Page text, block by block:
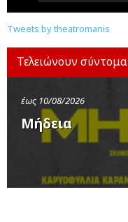
Tweets by theatromanis
Τελειώνουν σύντομα
έως 10/08/2026
Μήδεια